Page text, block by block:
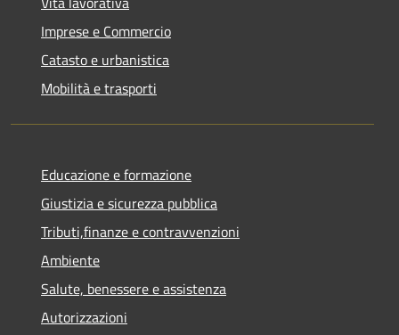
Imprese e Commercio
Catasto e urbanistica
Mobilità e trasporti
Educazione e formazione
Giustizia e sicurezza pubblica
Tributi,finanze e contravvenzioni
Ambiente
Salute, benessere e assistenza
Autorizzazioni